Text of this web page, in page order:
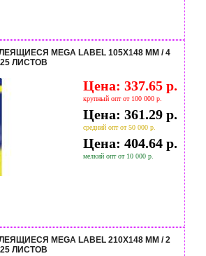
MEGA LABEL 105Х148 ММ / 4
ЛИСТОВ
Цена: 337.65 р.
крупный опт от 100 000 р.
Цена: 361.29 р.
средний опт от 50 000 р.
Цена: 404.64 р.
мелкий опт от 10 000 р.
MEGA LABEL 210Х148 ММ / 2
ЛИСТОВ